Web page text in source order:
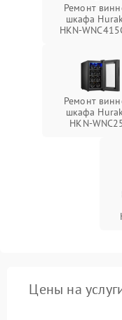
Ремонт
шкафа
HKN-
Ремонт
шкафа
HKN-
Цены на